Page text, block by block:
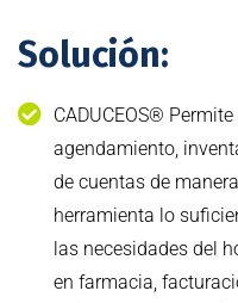
Solución:
CADUCEOS®
agendamiento,
de cuentas de
herramienta lo
las necesidades del
en farmacia,